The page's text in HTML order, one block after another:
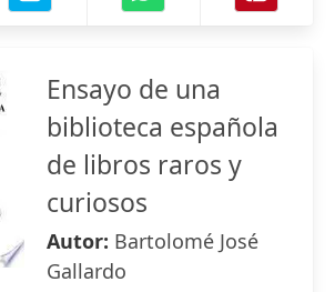
Ensayo de una
biblioteca española
de libros raros y
curiosos
Autor: Bartolomé José
Gallardo